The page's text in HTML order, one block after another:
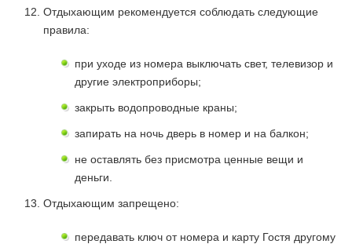
Отдыхающим рекомендуется соблюдать следующие
правила:
при уходе из номера выключать свет, телевизор и
другие электроприборы;
закрыть водопроводные краны;
запирать на ночь дверь в номер и на балкон;
не оставлять без присмотра ценные вещи и
деньги.
Отдыхающим запрещено:
передавать ключ от номера и карту Гостя другому